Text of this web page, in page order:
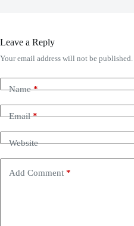
Leave a Reply
Your email address will not be published.
Name*
Email*
Website
Add Comment *